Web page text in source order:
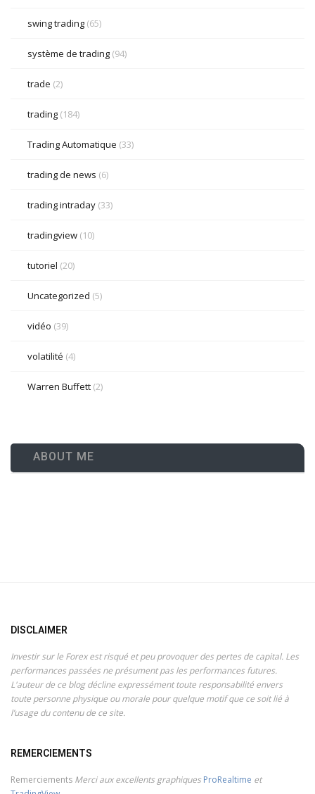
swing trading (65)
système de trading (94)
trade (2)
trading (184)
Trading Automatique (33)
trading de news (6)
trading intraday (33)
tradingview (10)
tutoriel (20)
Uncategorized (5)
vidéo (39)
volatilité (4)
Warren Buffett (2)
ABOUT ME
DISCLAIMER
Investir sur le Forex est risqué et peu provoquer des pertes de capital. Les
performances passées ne présument pas les performances futures.
L'auteur de ce blog décline expressément toute responsabilité envers
toute personne physique ou morale pour quelque motif que ce soit lié à
l’usage du contenu de ce site.
REMERCIEMENTS
Remerciements Merci aux excellents graphiques ProRealtime et